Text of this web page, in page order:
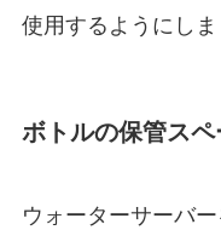
使用するようにしま
ボトルの保管スペ
ウォーターサーバ